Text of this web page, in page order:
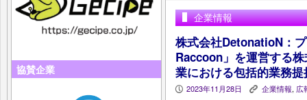
協賛企業
企業情報
株式会社DetonatioN：
Raccoon」を運営する
業における包括的業務
P 2023年11月28日 K 企業情報, 広